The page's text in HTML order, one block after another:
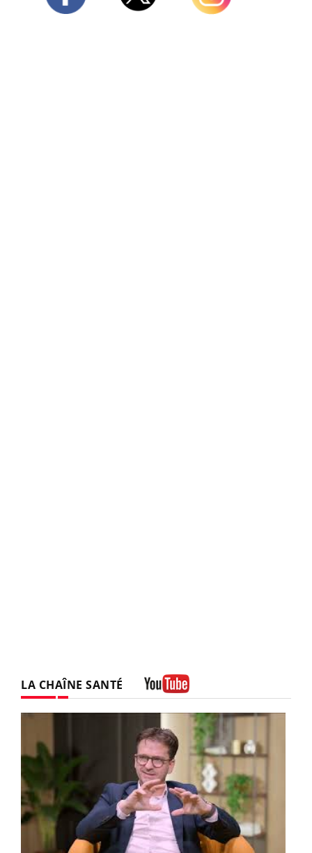
LA CHAÎNE SANTÉ